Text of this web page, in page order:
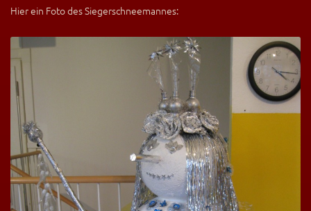
Hier ein Foto des Siegerschneemannes: